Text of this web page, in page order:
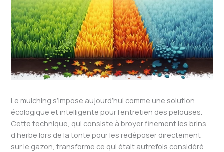
Le mulching s’impose aujourd’hui comme une solution
écologique et intelligente pour l’entretien des pelouses.
Cette technique, qui consiste à broyer finement les brins
d’herbe lors de la tonte pour les redéposer directement
sur le gazon, transforme ce qui était autrefois considéré